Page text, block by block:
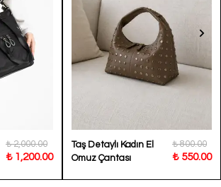
₺ 2,000.00
₺ 1,200.00
Taş Detaylı Kadın El
Omuz Çantası
₺ 800.00
₺ 550.00